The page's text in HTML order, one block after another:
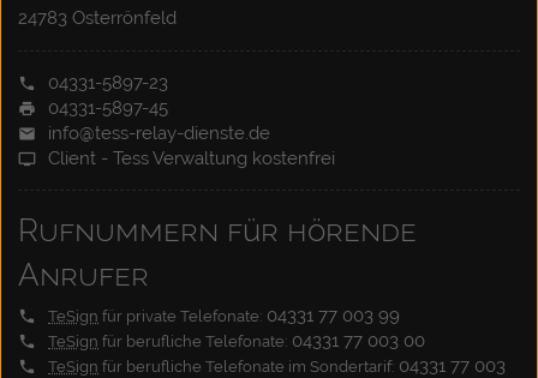
24783 Osterrönfeld
04331-5897-23
04331-5897-45
info@tess-relay-dienste.de
Client - Tess Verwaltung kostenfrei
Rufnummern für hörende
Anrufer
TeSign für private Telefonate: 04331 77 003 99
TeSign für berufliche Telefonate: 04331 77 003 00
TeSign für berufliche Telefonate im Sondertarif: 04331 77 003